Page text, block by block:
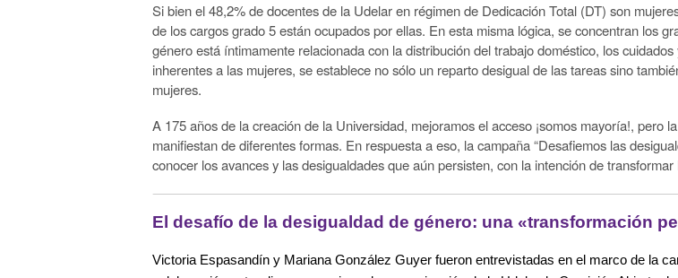
Si bien el 48,2% de docentes de la Udelar en régimen de Dedicación Total (DT) son
de los cargos grado 5 están ocupados por ellas. En esta misma lógica, se concentran los
género está íntimamente relacionada con la distribución del trabajo doméstico, los
inherentes a las mujeres, se establece no sólo un reparto desigual de las tareas sino
mujeres.
A 175 años de la creación de la Universidad, mejoramos el acceso ¡somos mayoría!, pero
manifiestan de diferentes formas. En respuesta a eso, la campaña“Desafiemos las
conocer los avances y las desigualdades que aún persisten, con la intención de
El desafío de la desigualdad de género: una «transformación
Victoria Espasandín y Mariana González Guyer fueron entrevistadas en el marco de la